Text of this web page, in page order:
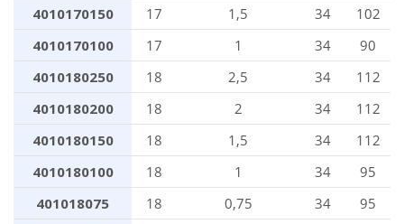
4010170150
17 1,5 34
102
4010170100
17 1 34
90
4010180250
18 2,5 34
112
4010180200
18 2 34
112
4010180150
18 1,5 34
112
4010180100
18 1 34
95
401018075
18 0,75 34
95